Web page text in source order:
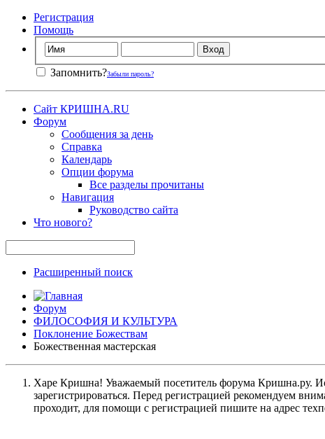
Регистрация
Помощь
Запомнить?Забыли пароль?
Сайт КРИШНА.RU
Форум
Сообщения за день
Справка
Календарь
Опции форума
Все разделы прочитаны
Навигация
Руководство сайта
Что нового?
Расширенный поиск
Форум
ФИЛОСОФИЯ И КУЛЬТУРА
Поклонение Божествам
Божественная мастерская
Харе Кришна! Уважаемый посетитель форума Кришна.ру.
зарегистрироваться. Перед регистрацией
проходит, для помощи с регистрацией пишите на адрес